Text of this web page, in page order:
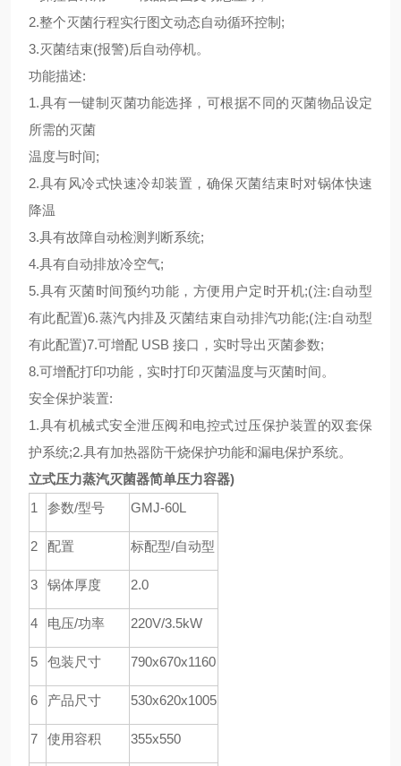
2.整个灭菌行程实行图文动态自动循环控制;
3.灭菌结束(报警)后自动停机。
功能描述:
1.具有一键制灭菌功能选择，可根据不同的灭菌物品设定
所需的灭菌
温度与时间;
2.具有风冷式快速冷却装置，确保灭菌结束时对锅体快速
降温
3.具有故障自动检测判断系统;
4.具有自动排放冷空气;
5.具有灭菌时间预约功能，方便用户定时开机;(注:自动型
有此配置)6.蒸汽内排及灭菌结束自动排汽功能;(注:自动型
有此配置)7.可增配 USB 接口，实时导出灭菌参数;
8.可增配打印功能，实时打印灭菌温度与灭菌时间。
安全保护装置:
1.具有机械式安全泄压阀和电控式过压保护装置的双套保
护系统;2.具有加热器防干烧保护功能和漏电保护系统。
立式压力蒸汽灭菌器简单压力容器)
1
参数/型号 GMJ-60L
2 配置 标配型/自动型
3 锅体厚度 2.0
4 电压/功率 220V/3.5kW
5 包装尺寸 790x670x1160
6 产品尺寸 530x620x1005
7 使用容积 355x550